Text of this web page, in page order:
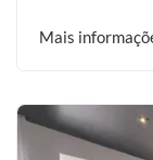
Mais